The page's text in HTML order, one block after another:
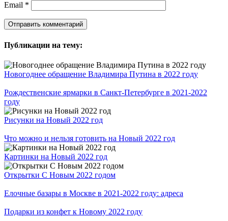
Email *
Публикации на тему:
Новогоднее обращение Владимира Путина в 2022 году
Рождественские ярмарки в Санкт-Петербурге в 2021-2022
году
Рисунки на Новый 2022 год
Что можно и нельзя готовить на Новый 2022 год
Картинки на Новый 2022 год
Открытки С Новым 2022 годом
Елочные базары в Москве в 2021-2022 году: адреса
Подарки из конфет к Новому 2022 году